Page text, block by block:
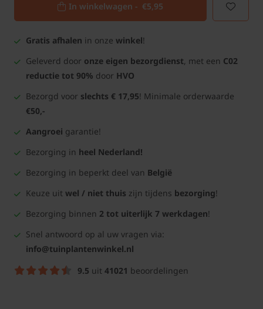
In winkelwagen - €5,95
Gratis afhalen in onze winkel!
Geleverd door onze eigen bezorgdienst, met een C02
reductie tot 90% door HVO
Bezorgd voor slechts € 17,95! Minimale orderwaarde
€50,-
Aangroei garantie!
Bezorging in heel Nederland!
Bezorging in beperkt deel van België
Keuze uit wel / niet thuis zijn tijdens bezorging!
Bezorging binnen 2 tot uiterlijk 7 werkdagen!
Snel antwoord op al uw vragen via:
info@tuinplantenwinkel.nl
9.5 uit 41021 beoordelingen